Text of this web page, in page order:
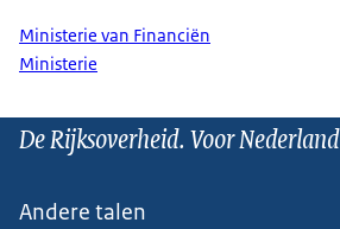
Ministerie van Financiën
Ministerie
De Rijksoverheid. Voor Nederland
Andere talen